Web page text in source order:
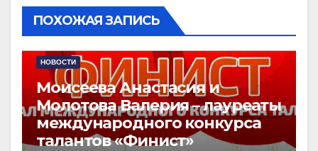
ПОХОЖАЯ ЗАПИСЬ
НОВОСТИ
Моисеева Анастасия и
Молотова Валерия – лауреаты
международного конкурса
талантов «Финист»